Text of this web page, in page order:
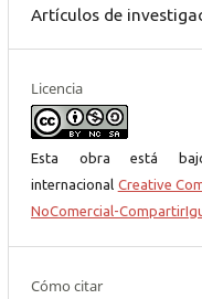
Artículos de
Licencia
Esta obra está
internacional Creative
NoComercial-
Cómo citar